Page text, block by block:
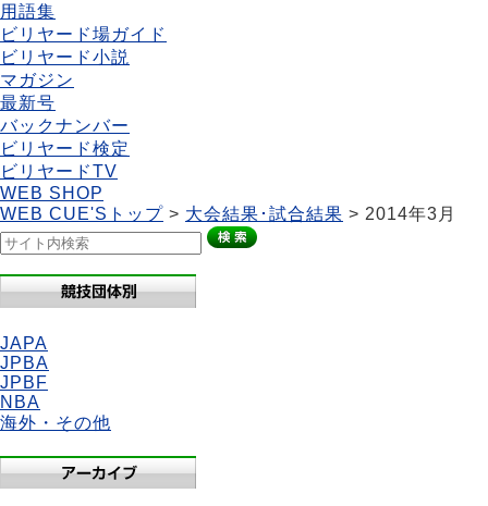
用語集
ビリヤード場ガイド
ビリヤード小説
マガジン
最新号
バックナンバー
ビリヤード検定
ビリヤードTV
WEB SHOP
WEB CUE'Sトップ > 大会結果･試合結果 > 2014年3月
JAPA
JPBA
JPBF
NBA
海外・その他